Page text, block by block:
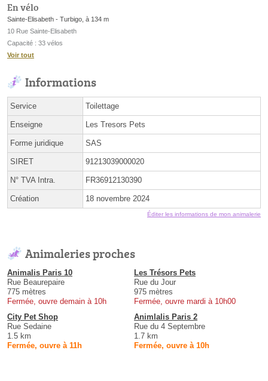
En vélo
Sainte-Elisabeth - Turbigo, à 134 m
10 Rue Sainte-Elisabeth
Capacité : 33 vélos
Voir tout
Informations
Service Toilettage
Enseigne Les Tresors Pets
Forme juridique SAS
SIRET 91213039000020
N° TVA Intra. FR36912130390
Création 18 novembre 2024
Éditer les informations de mon animalerie
Animaleries proches
Animalis Paris 10
Rue Beaurepaire
775 mètres
Fermée, ouvre demain à 10h
Les Trésors Pets
Rue du Jour
975 mètres
Fermée, ouvre mardi à 10h00
City Pet Shop
Rue Sedaine
1.5 km
Fermée, ouvre à 11h
Animlalis Paris 2
Rue du 4 Septembre
1.7 km
Fermée, ouvre à 10h